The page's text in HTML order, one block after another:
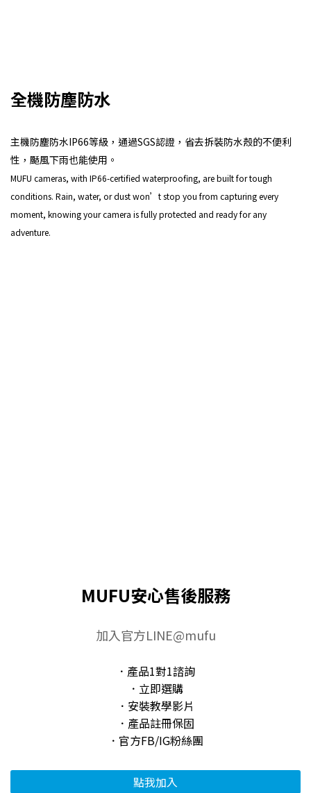
全機防塵防水
主機防塵防水IP66等級，通過SGS認證，省去拆裝防水殼的不便利
性，颳風下雨也能使用。
MUFU cameras, with IP66-certified waterproofing, are built for tough
conditions. Rain, water, or dust won’t stop you from capturing every
moment, knowing your camera is fully protected and ready for any
adventure.
MUFU安心售後服務
加入官方LINE@mufu
．產品1對1諮詢
．立即選購
．安裝教學影片
．產品註冊保固
．官方FB/IG粉絲團
點我加入